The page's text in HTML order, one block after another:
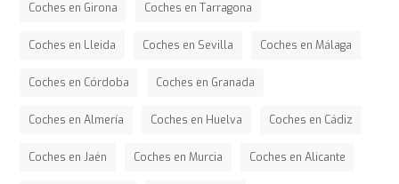
Coches en Girona Coches en Tarragona
Coches en Lleida Coches en Sevilla Coches en Málaga
Coches en Córdoba Coches en Granada
Coches en Almería Coches en Huelva Coches en Cádiz
Coches en Jaén Coches en Murcia Coches en Alicante